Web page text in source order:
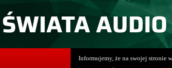
Informujemy, że na swojej stronie